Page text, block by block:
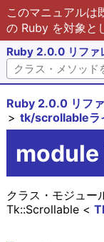
このマニュアルは
の Ruby を対象と
Ruby 2.0.0 リファ
Ruby 2.0.0 リフ
tk/scrollableラ
クラス・モジュー
Tk::Scrollable